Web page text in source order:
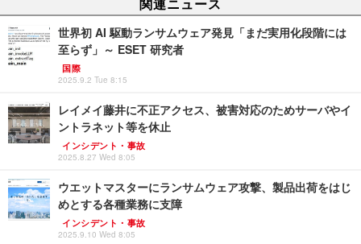
関連ニュース
世界初 AI 駆動ランサムウェア発見「まだ実用化段階には
至らず」～ ESET 研究者
国際
2025.9.2 Tue 8:15
レイメイ藤井に不正アクセス、被害対応のためサーバやイ
ントラネット等を休止
インシデント・事故
2025.8.27 Wed 8:05
ウエットマスターにランサムウェア攻撃、製品出荷をはじ
めとする各種業務に支障
インシデント・事故
2025.9.10 Wed 8:05